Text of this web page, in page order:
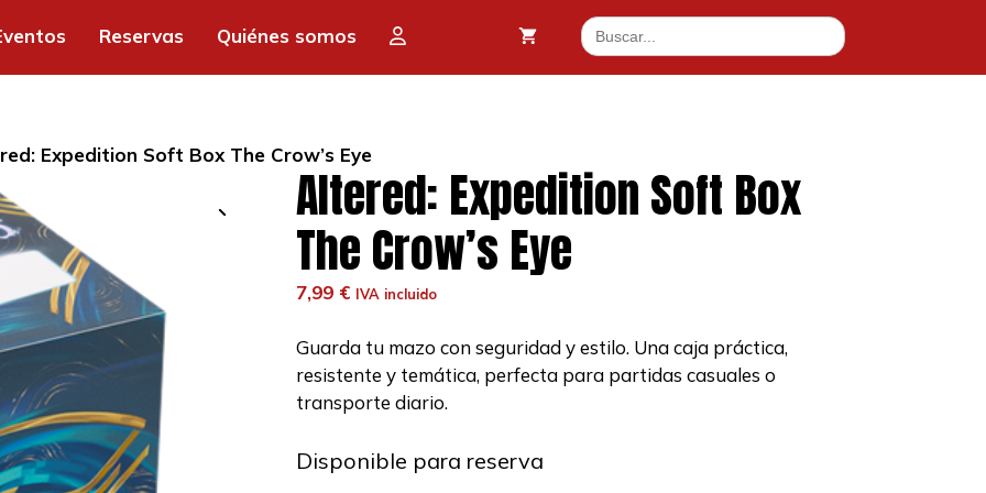
Reservas Quiénes somos Buscar:
Expedition Soft Box The Crow’s Eye
Altered: Expedition Soft Box
The Crow’s Eye
7,99 € IVA incluido
Guarda tu mazo con seguridad y estilo. Una caja práctica,
resistente y temática, perfecta para partidas casuales o
transporte diario.
Disponible para reserva
Box
The
Crow's